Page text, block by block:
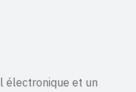
électronique et un